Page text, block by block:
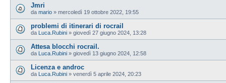
Jmri
da mario » mercoledì 19 ottobre 2022, 19:55
problemi di itinerari di rocrail
da Luca.Rubini » giovedì 27 giugno 2024, 13:28
Attesa blocchi rocrail.
da Luca.Rubini » giovedì 13 giugno 2024, 12:58
Licenza e androc
da Luca.Rubini » venerdì 5 aprile 2024, 20:23